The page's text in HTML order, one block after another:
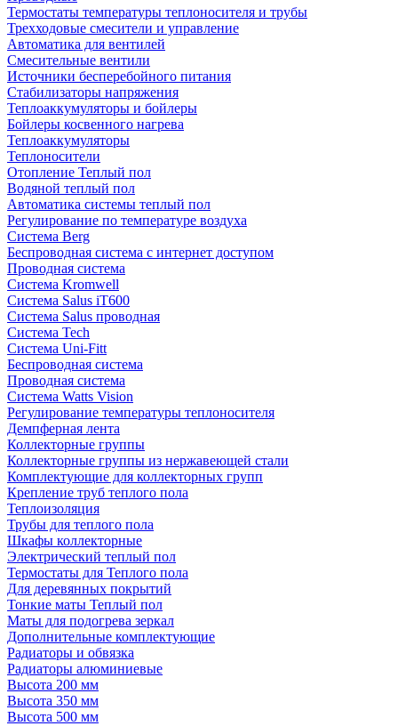
Термостаты температуры теплоносителя и трубы
Трехходовые смесители и управление
Автоматика для вентилей
Смесительные вентили
Источники бесперебойного питания
Стабилизаторы напряжения
Теплоаккумуляторы и бойлеры
Бойлеры косвенного нагрева
Теплоаккумуляторы
Теплоносители
Отопление Теплый пол
Водяной теплый пол
Автоматика системы теплый пол
Регулирование по температуре воздуха
Система Berg
Беспроводная система с интернет доступом
Проводная система
Система Kromwell
Система Salus iT600
Система Salus проводная
Система Tech
Система Uni-Fitt
Беспроводная система
Проводная система
Система Watts Vision
Регулирование температуры теплоносителя
Демпферная лента
Коллекторные группы
Коллекторные группы из нержавеющей стали
Комплектующие для коллекторных групп
Крепление труб теплого пола
Теплоизоляция
Трубы для теплого пола
Шкафы коллекторные
Электрический теплый пол
Термостаты для Теплого пола
Для деревянных покрытий
Тонкие маты Теплый пол
Маты для подогрева зеркал
Дополнительные комплектующие
Радиаторы и обвязка
Радиаторы алюминиевые
Высота 200 мм
Высота 350 мм
Высота 500 мм